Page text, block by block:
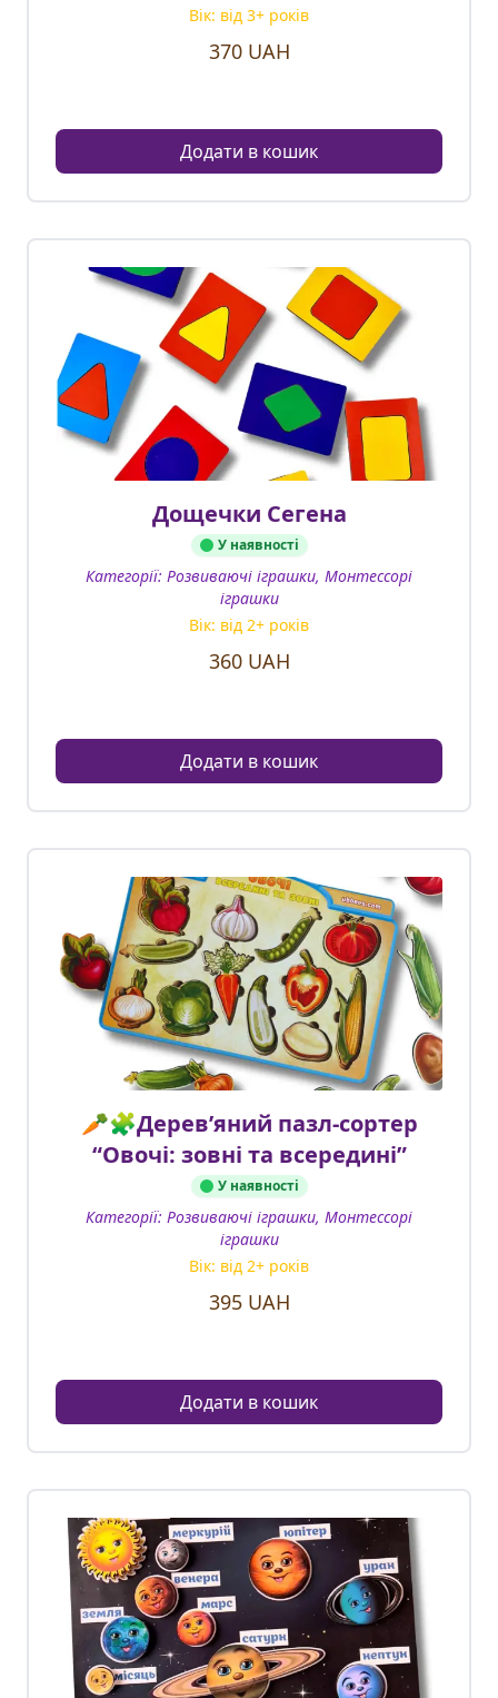
Вік: від 3+ років
370UAH
Додати в кошик
Дощечки Сегена
У наявності
Категорії: Розвиваючі іграшки, Монтессорі
іграшки
Вік: від 2+ років
360UAH
Додати в кошик
🥕🧩Дерев’яний пазл-сортер
“Овочі: зовні та всередині”
У наявності
Категорії: Розвиваючі іграшки, Монтессорі
іграшки
Вік: від 2+ років
395UAH
Додати в кошик